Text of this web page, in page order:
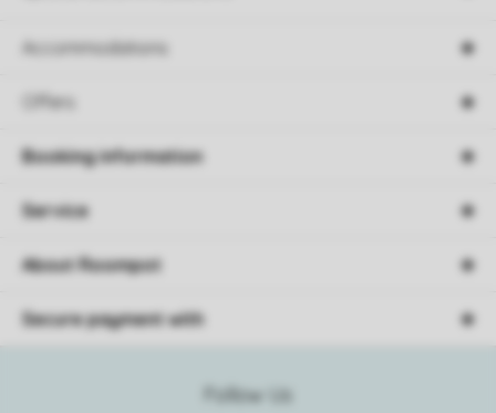
Accommodations
Offers
Follow Us
Booking information
Service
About Roompot
Secure payment with